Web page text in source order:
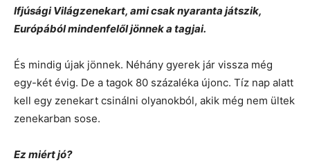
Ifjúsági Világzenekart, ami csak nyaranta játszik,
Európából mindenfelől jönnek a tagjai.
És mindig újak jönnek. Néhány gyerek jár vissza még
egy-két évig. De a tagok 80 százaléka újonc. Tíz nap alatt
kell egy zenekart csinálni olyanokból, akik még nem ültek
zenekarban sose.
Ez miért jó?